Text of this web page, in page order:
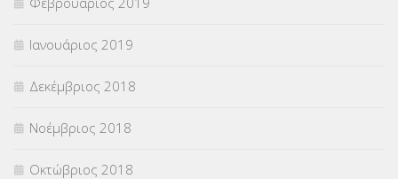
Ιανουάριος 2019
Δεκέμβριος 2018
Νοέμβριος 2018
Οκτώβριος 2018